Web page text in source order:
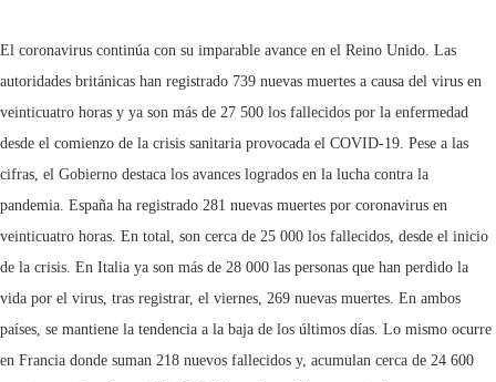
El coronavirus continúa con su imparable avance en el Reino Unido. Las
autoridades británicas han registrado 739 nuevas muertes a causa del virus en
veinticuatro horas y ya son más de 27 500 los fallecidos por la enfermedad
desde el comienzo de la crisis sanitaria provocada el COVID-19. Pese a las
cifras, el Gobierno destaca los avances logrados en la lucha contra la
pandemia. España ha registrado 281 nuevas muertes por coronavirus en
veinticuatro horas. En total, son cerca de 25 000 los fallecidos, desde el inicio
de la crisis. En Italia ya son más de 28 000 las personas que han perdido la
vida por el virus, tras registrar, el viernes, 269 nuevas muertes. En ambos
países, se mantiene la tendencia a la baja de los últimos días. Lo mismo ocurre
en Francia donde suman 218 nuevos fallecidos y, acumulan cerca de 24 600